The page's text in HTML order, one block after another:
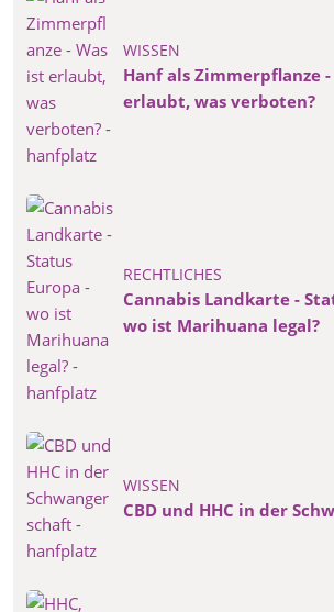
WISSEN
Hanf als Zimmerpflanze -
erlaubt, was verboten?
RECHTLICHES
Cannabis Landkarte -
wo ist Marihuana legal?
WISSEN
CBD und HHC in der